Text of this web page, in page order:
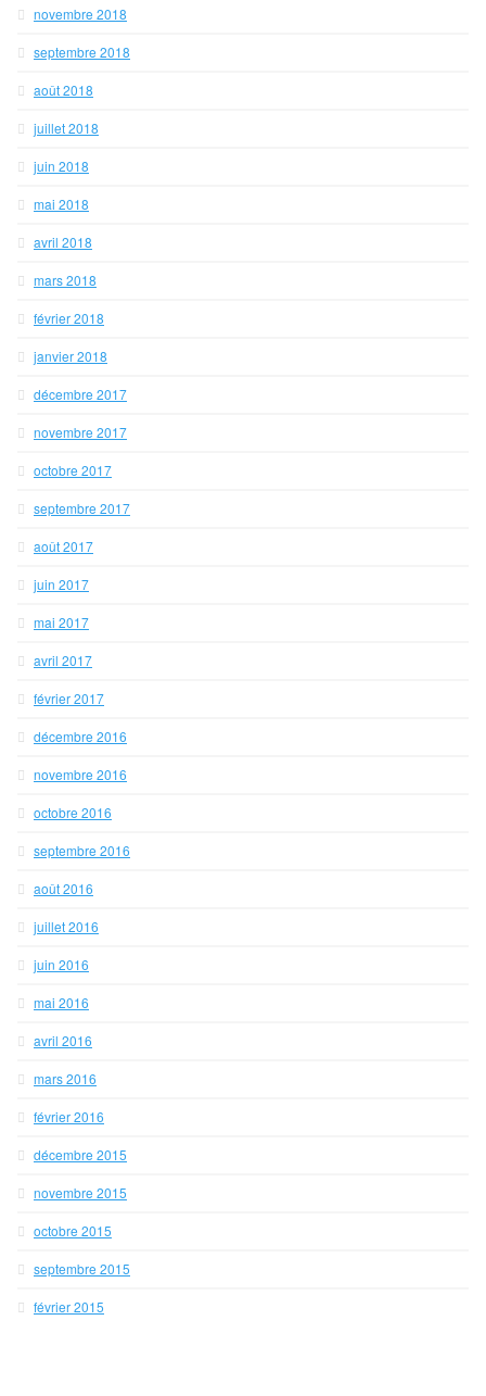
novembre 2018
septembre 2018
août 2018
juillet 2018
juin 2018
mai 2018
avril 2018
mars 2018
février 2018
janvier 2018
décembre 2017
novembre 2017
octobre 2017
septembre 2017
août 2017
juin 2017
mai 2017
avril 2017
février 2017
décembre 2016
novembre 2016
octobre 2016
septembre 2016
août 2016
juillet 2016
juin 2016
mai 2016
avril 2016
mars 2016
février 2016
décembre 2015
novembre 2015
octobre 2015
septembre 2015
février 2015